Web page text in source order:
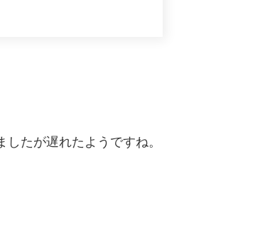
たが遅れたようですね。